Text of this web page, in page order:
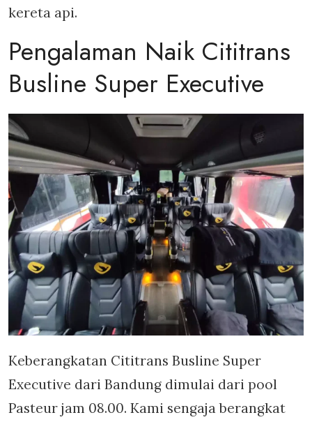
kereta api.
Pengalaman Naik Cititrans
Busline Super Executive
Keberangkatan Cititrans Busline Super
Executive dari Bandung dimulai dari pool
Pasteur jam 08.00. Kami sengaja berangkat